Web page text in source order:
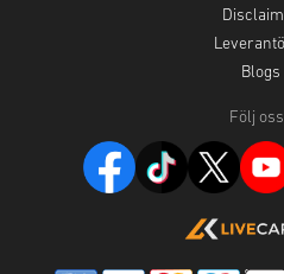
Blogs
Följ